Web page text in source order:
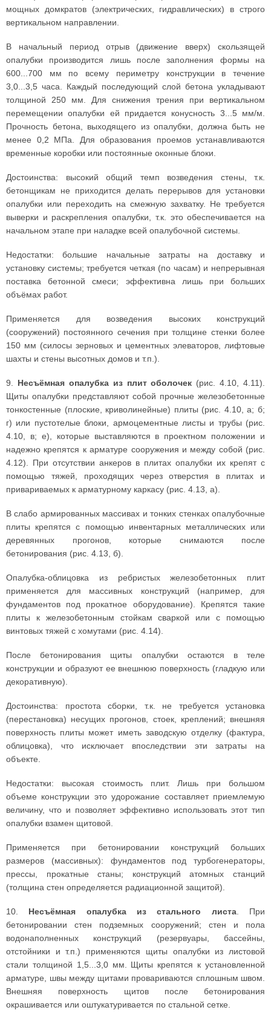
мощных домкратов (электрических, гидравлических) в строго
вертикальном направлении.
В начальный период отрыв (движение вверх) скользящей
опалубки производится лишь после заполнения формы на
600...700 мм по всему периметру конструкции в течение
3,0...3,5 часа. Каждый последующий слой бетона укладывают
толщиной 250 мм. Для снижения трения при вертикальном
перемещении опалубки ей придается конусность 3...5 мм/м.
Прочность бетона, выходящего из опалубки, должна быть не
менее 0,2 МПа. Для образования проемов устанавливаются
временные коробки или постоянные оконные блоки.
Достоинства: высокий общий темп возведения стены, т.к.
бетонщикам не приходится делать перерывов для установки
опалубки или переходить на смежную захватку. Не требуется
выверки и раскрепления опалубки, т.к. это обеспечивается на
начальном этапе при наладке всей опалубочной системы.
Недостатки: большие начальные затраты на доставку и
установку системы; требуется четкая (по часам) и непрерывная
поставка бетонной смеси; эффективна лишь при больших
объёмах работ.
Применяется для возведения высоких конструкций
(сооружений) постоянного сечения при толщине стенки более
150 мм (силосы зерновых и цементных элеваторов, лифтовые
шахты и стены высотных домов и т.п.).
9. Несъёмная опалубка из плит оболочек (рис. 4.10, 4.11).
Щиты опалубки представляют собой прочные железобетонные
тонкостенные (плоские, криволинейные) плиты (рис. 4.10, а; б;
г) или пустотелые блоки, армоцементные листы и трубы (рис.
4.10, в; е), которые выставляются в проектном положении и
надежно крепятся к арматуре сооружения и между собой (рис.
4.12). При отсутствии анкеров в плитах опалубки их крепят с
помощью тяжей, проходящих через отверстия в плитах и
привариваемых к арматурному каркасу (рис. 4.13, а).
В слабо армированных массивах и тонких стенках опалубочные
плиты крепятся с помощью инвентарных металлических или
деревянных прогонов, которые снимаются после
бетонирования (рис. 4.13, б).
Опалубка-облицовка из ребристых железобетонных плит
применяется для массивных конструкций (например, для
фундаментов под прокатное оборудование). Крепятся такие
плиты к железобетонным стойкам сваркой или с помощью
винтовых тяжей с хомутами (рис. 4.14).
После бетонирования щиты опалубки остаются в теле
конструкции и образуют ее внешнюю поверхность (гладкую или
декоративную).
Достоинства: простота сборки, т.к. не требуется установка
(перестановка) несущих прогонов, стоек, креплений; внешняя
поверхность плиты может иметь заводскую отделку (фактура,
облицовка), что исключает впоследствии эти затраты на
объекте.
Недостатки: высокая стоимость плит. Лишь при большом
объеме конструкции это удорожание составляет приемлемую
величину, что и позволяет эффективно использовать этот тип
опалубки взамен щитовой.
Применяется при бетонировании конструкций больших
размеров (массивных): фундаментов под турбогенераторы,
прессы, прокатные станы; конструкций атомных станций
(толщина стен определяется радиационной защитой).
10. Несъёмная опалубка из стального листа. При
бетонировании стен подземных сооружений; стен и пола
водонаполненных конструкций (резервуары, бассейны,
отстойники и т.п.) применяются щиты опалубки из листовой
стали толщиной 1,5...3,0 мм. Щиты крепятся к установленной
арматуре, швы между щитами провариваются сплошным швом.
Внешняя поверхность щитов после бетонирования
окрашивается или оштукатуривается по стальной сетке.